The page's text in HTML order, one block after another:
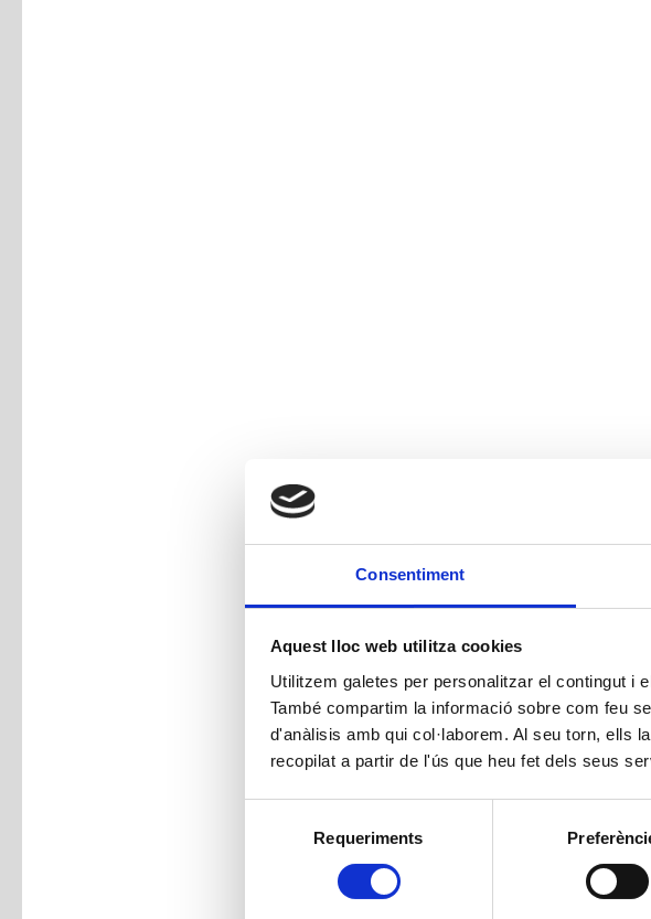
Consentiment
Aquest lloc web utilitza cookies
Utilitzem galetes per personalitzar el contingut i
També compartim la informació sobre com feu
d'anàlisis amb qui col·laborem. Al seu torn, ells
recopilat a partir de l'ús que heu fet dels seus
consentiment
Requeriments